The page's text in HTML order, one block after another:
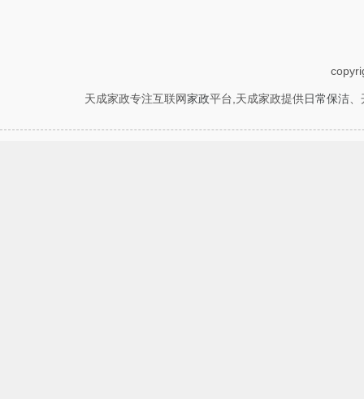
天成家政专注互联网家政平台,天成家政提供日常保洁、